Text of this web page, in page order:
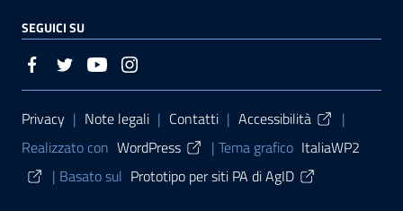
SEGUICI SU
Sezione Link Utili
Privacy | Note legali | Contatti | Accessibilità
|
Realizzato con WordPress | Tema grafico ItaliaWP2
| Basato sul Prototipo per siti PA di AgID